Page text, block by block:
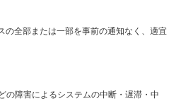
の全部または一部を事前の通知なく、適宜
の障害によるシステムの中断・遅滞・中